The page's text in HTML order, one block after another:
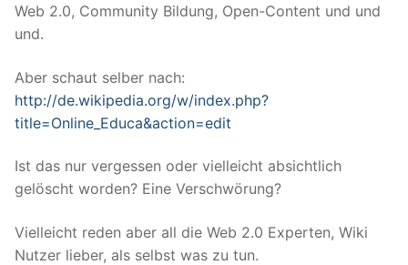
Web 2.0, Community Bildung, Open-Content und und
und.
Aber schaut selber nach:
http://de.wikipedia.org/w/index.php?
title=Online_Educa&action=edit
Ist das nur vergessen oder vielleicht absichtlich
gelöscht worden? Eine Verschwörung?
Vielleicht reden aber all die Web 2.0 Experten, Wiki
Nutzer lieber, als selbst was zu tun.